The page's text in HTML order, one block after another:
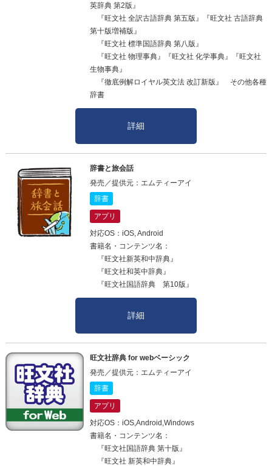
英辞典 第2版』
『旺文社 全訳古語辞典 第五版』『旺文社 古語辞典
第十版増補版』
『旺文社 標準国語辞典 第八版』
『旺文社 物理事典』『旺文社 化学事典』『旺文社
生物事典』
『徹底例解ロイヤル英文法 改訂新版』 その他各種
辞書
詳細
辞書と旅会話
発売／提供元：エムティーアイ
辞書
アプリ
対応OS：iOS, Android
書籍名・コンテンツ名：
『旺文社新英和中辞典』
『旺文社和英中辞典』
『旺文社国語辞典 第10版』
詳細
旺文社辞典 for webベーシック
発売／提供元：エムティーアイ
辞書
アプリ
対応OS：iOS,Android,Windows
書籍名・コンテンツ名：
『旺文社国語辞典 第十版』
『旺文社 新英和中辞典』